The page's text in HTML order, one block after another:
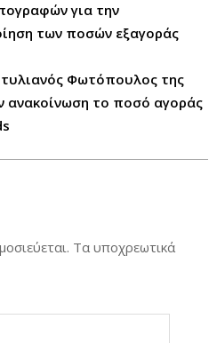
για την
των ποσών εξαγοράς
Φωτόπουλος της
ανακοίνωση το ποσό αγοράς
Τα υποχρεωτικά